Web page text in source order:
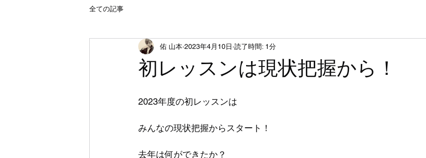
全ての記事
初レッスンは現状把握から！
佑 山本 2023年4月10日 読了時間: 1分
2023年度の初レッスンは
みんなの現状把握からスタート！
去年は何ができたか？